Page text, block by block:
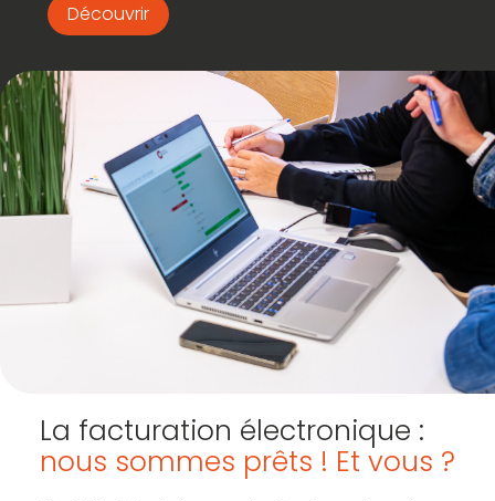
Découvrir
La facturation électronique :
nous sommes prêts ! Et vous ?